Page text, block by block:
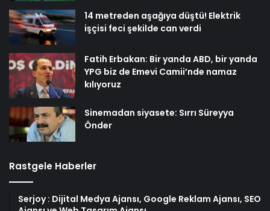
14 metreden aşağıya düştü! Elektrik
işçisi feci şekilde can verdi
Fatih Erbakan: Bir yanda ABD, bir yanda
YPG biz de Emevi Camii’nde namaz
kılıyoruz
Sinemadan siyasete: Sırrı Süreyya
Önder
Rastgele Haberler
Serjoy : Dijital Medya Ajansı, Google Reklam Ajansı, SEO